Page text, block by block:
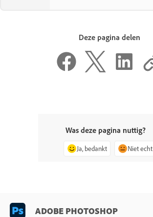
Deze pagina delen
Was deze pagina nuttig?
Ja, bedankt Niet echt
ADOBE PHOTOSHOP